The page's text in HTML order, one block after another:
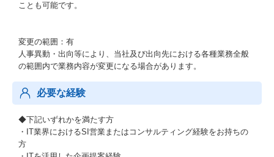
ことも可能です。
変更の範囲：有
人事異動・出向等により、当社及び出向先における各種業務全般
の範囲内で業務内容が変更になる場合があります。
必要な経験
◆下記いずれかを満たす方
・IT業界におけるSI営業またはコンサルティング経験をお持ちの
方